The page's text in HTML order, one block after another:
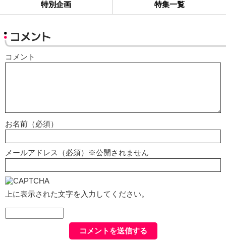
特別企画 特集一覧
コメント
コメント
お名前（必須）
メールアドレス（必須）※公開されません
上に表示された文字を入力してください。